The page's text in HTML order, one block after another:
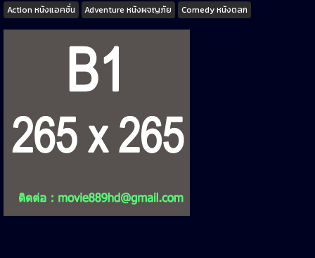
Tags
Action หนังแอคชั่น Adventure หนังผจญภัย Comedy หนังตลก